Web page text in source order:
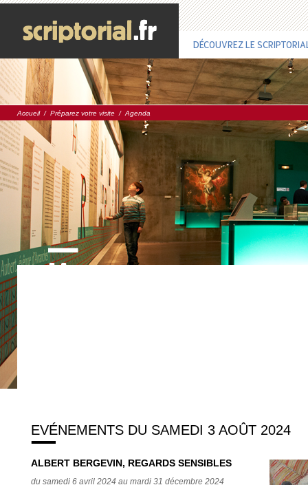
DÉCOUVREZ LE
Accueil/ Préparez votre visite / Agenda
EVÉNEMENTS DU SAMEDI 3 AOÛT 2024
ALBERT BERGEVIN, REGARDS SENSIBLES
du samedi 6 avril 2024 au mardi 31 décembre 2024